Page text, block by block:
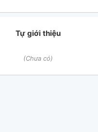
Tự giới thiệu
(Chưa có)